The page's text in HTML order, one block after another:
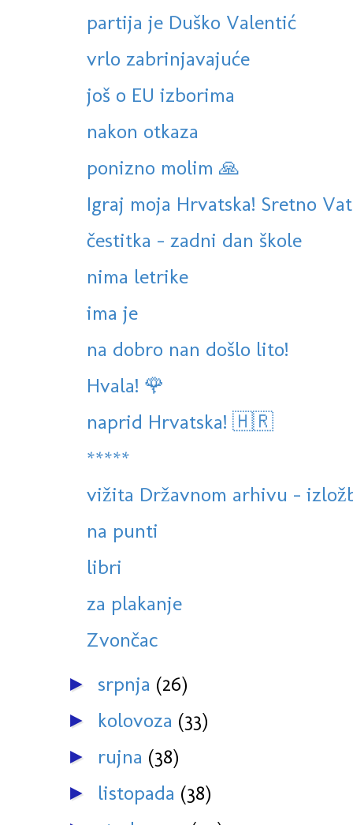
partija je Duško Valentić
vrlo zabrinjavajuće
još o EU izborima
nakon otkaza
ponizno molim 🙏
Igraj moja Hrvatska! Sretno
čestitka - zadni dan škole
nima letrike
ima je
na dobro nan došlo lito!
Hvala! 🌹
naprid Hrvatska! 🇭🇷
*****
vižita Državnom arhivu -
na punti
libri
za plakanje
Zvončac
► srpnja (26)
► kolovoza (33)
► rujna (38)
► listopada (38)